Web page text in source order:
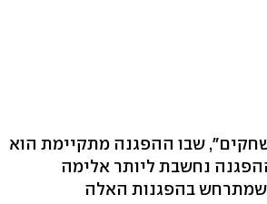
שבו ההפגנה מתקיימת הוא
ההפגנה נחשבת ליותר אלימה
שמתרחש בהפגנות האלה